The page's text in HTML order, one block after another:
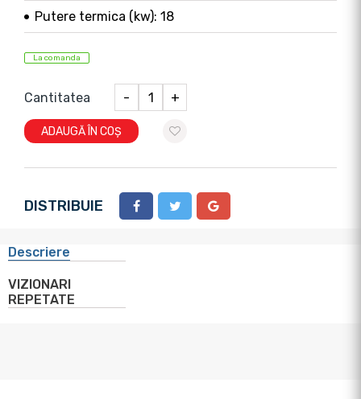
Putere termica (kw): 18
La comanda
Cantitatea - +
ADAUGĂ ÎN COȘ
DISTRIBUIE
Descriere
VIZIONARI
REPETATE